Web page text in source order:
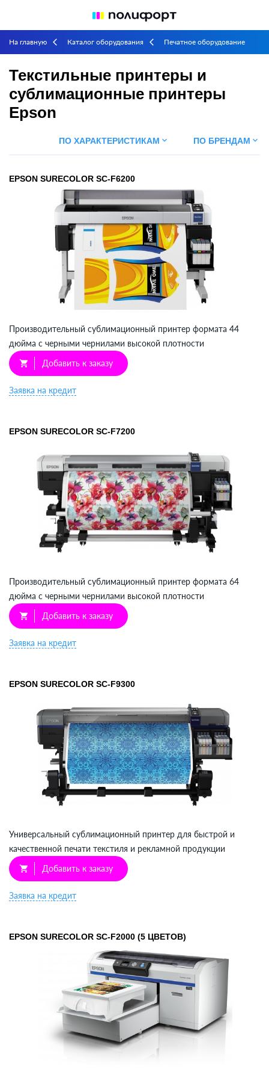
На главную arrow_back_ios Каталог оборудования arrow_back_ios Печатное оборудование
сублимационные принтеры Epson
Текстильные принтеры и
сублимационные принтеры
Epson
ПО ХАРАКТЕРИСТИКАМ keyboard_arrow_down ПО БРЕНДАМ keyboard_arrow_down
EPSON SURECOLOR SC-F6200
Производительный сублимационный принтер формата 44
дюйма с черными чернилами высокой плотности
shopping_cart Добавить к заказу
Заявка на кредит
EPSON SURECOLOR SC-F7200
Производительный сублимационный принтер формата 64
дюйма с черными чернилами высокой плотности
shopping_cart Добавить к заказу
Заявка на кредит
EPSON SURECOLOR SC-F9300
Универсальный сублимационный принтер для быстрой и
качественной печати текстиля и рекламной продукции
shopping_cart Добавить к заказу
Заявка на кредит
EPSON SURECOLOR SC-F2000 (5 ЦВЕТОВ)